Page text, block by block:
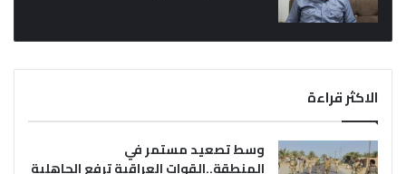
الاكثر قراءة
وسط تصعيد مستمر في
المنطقة..القوات العراقية ترفع الجاهلية